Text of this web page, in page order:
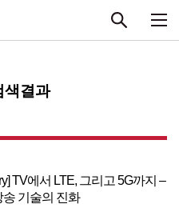
색결과
TV에서 LTE, 그리고 5G까지 –
송 기술의 진화